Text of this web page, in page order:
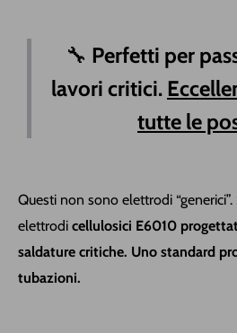
🔧 Perfetti per
lavori critici.
tutte le
Questi non sono elettrodi “generici”.
elettrodi cellulosici E6010
saldature critiche. Uno standard
tubazioni.